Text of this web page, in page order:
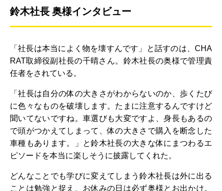
鈴木社長 奥様インタビュー
「社長は本当によく物を壊すんです」と話すのは、CHA
RAT取締役副社長の千晴さん。鈴木社長の奥様で管理責
任者をされている。
「社長は自分の体の大きさがわからないのか、歩くたび
に色々なものを破壊します。たまに注意するんですけど
聞いてないですね。車選びも大変ですよ、身長もあるの
で頭がつかえてしまって、体の大きさで購入を断念した
車種もあります。」と鈴木社長の大きな体にまつわるエ
ピソードを本当に楽しそうに披露してくれた。
どんなことでも学びに変えてしまう鈴木社長は外に出る
ことは勉強と捉え、お休みの日は必ず奥様とお出かけ。